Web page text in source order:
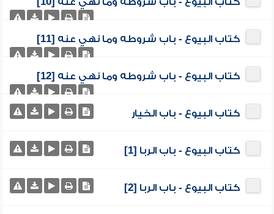
كتاب البيوع - باب شروطه وما نهي عنه [11]
كتاب البيوع - باب شروطه وما نهي عنه [12]
كتاب البيوع - باب الخيار
كتاب البيوع - باب الربا [1]
كتاب البيوع - باب الربا [2]